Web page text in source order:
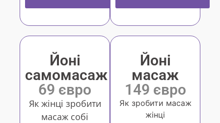
Йоні
самомасаж
69 євро
Як жінці зробити
масаж собі
Йоні
масаж
149 євро
Як зробити масаж
жінці